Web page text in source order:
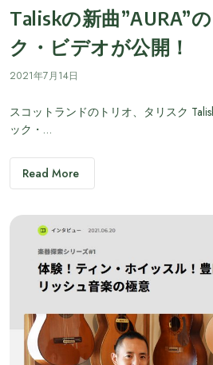
Taliskの新曲”AURA”
ク・ビデオが公開！
2021年7月14日
スコットランドのトリオ、タリスク
ック・…
Read More